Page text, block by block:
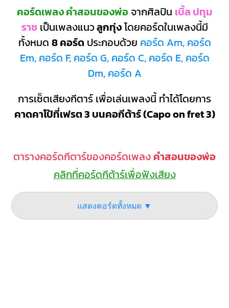
คอร์ดเพลง คำสอนของพ่อจากศิลปิน เบิ้ล ปทุม
ราช เป็นเพลงแนวลูกทุ่งโดยคอร์ดในเพลงนี้มี
ทั้งหมด 8 คอร์ด ประกอบด้วย คอร์ด Am, คอร์ด
Em, คอร์ด F, คอร์ด G, คอร์ด C, คอร์ด E, คอร์ด
Dm, คอร์ด A
การเซ็ตเสียงกีตาร์ เพื่อเล่นเพลงนี้ ทำได้โดยการ
คาดคาโป้ที่เฟรต 3 บนคอกีต้าร์ (Capo on fret 3)
ตารางคอร์ดกีตาร์ของคอร์ดเพลง คำสอนของพ่อ
คลิกที่คอร์ดกีต้าร์เพื่อฟังเสียง
แสดงคอร์ดทั้งหมด ▼